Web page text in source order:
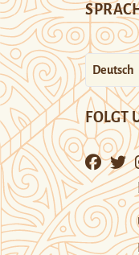
Deutsch
FOLGT